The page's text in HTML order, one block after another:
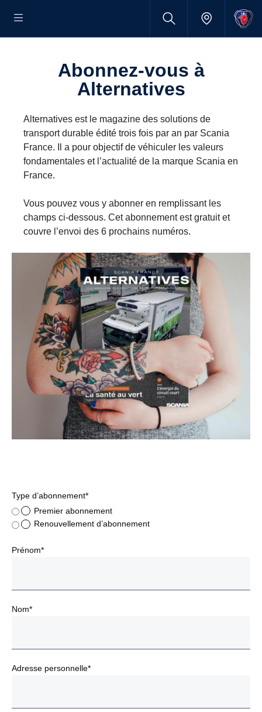
Abonnez-vous à
Alternatives
Alternatives est le magazine des solutions de
transport durable édité trois fois par an par Scania
France. Il a pour objectif de véhiculer les valeurs
fondamentales et l’actualité de la marque Scania en
France.
Vous pouvez vous y abonner en remplissant les
champs ci-dessous. Cet abonnement est gratuit et
couvre l’envoi des 6 prochains numéros.
Type d’abonnement*
Premier abonnement
Renouvellement d’abonnement
Prénom*
Nom*
Adresse personnelle*